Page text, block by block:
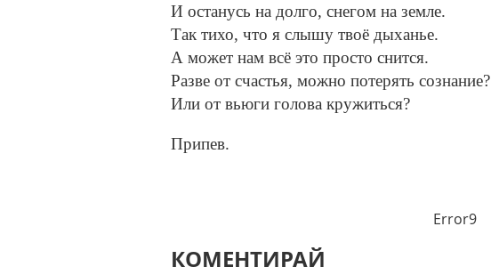
И останусь на долго, снегом на земле.
Так тихо, что я слышу твоё дыханье.
А может нам всё это просто снится.
Разве от счастья, можно потерять сознание?
Или от вьюги голова кружиться?
Припев.
Error9
КОМЕНТИРАЙ